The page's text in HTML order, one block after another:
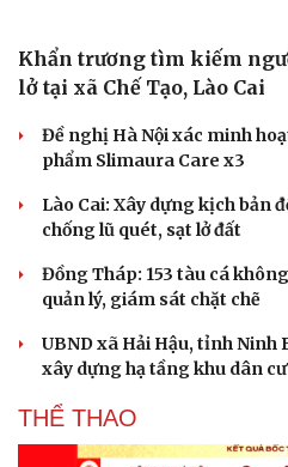
Khẩn trương tìm kiếm
lở tại xã Chế Tạo, Lào Cai
Đề nghị Hà Nội xác minh
phẩm Slimaura Care x3
Lào Cai: Xây dựng kịch bản
chống lũ quét, sạt lở đất
Đồng Tháp: 153 tàu cá
quản lý, giám sát chặt chẽ
UBND xã Hải Hậu, tỉnh Ninh
xây dựng hạ tầng khu dân cư
THỂ THAO